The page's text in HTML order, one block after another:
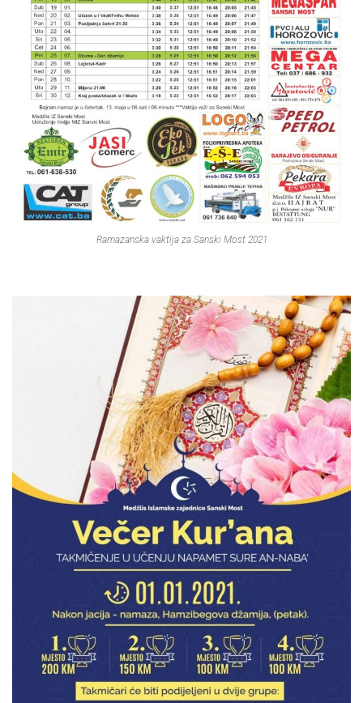
Ramazanska vaktija za Sanski Most 2021